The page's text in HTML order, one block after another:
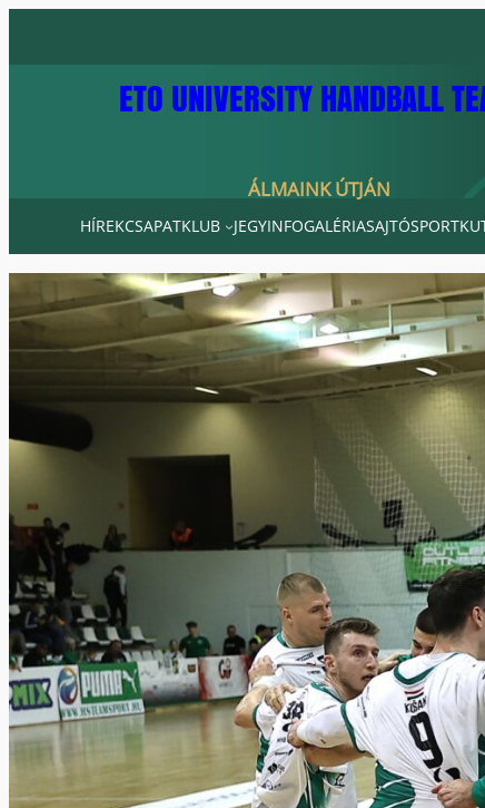
ETO UNIVERSITY HANDBALL
ÁLMAINK ÚTJÁN
HÍREKCSAPATKLUB JEGYINFOGALÉRIASAJTÓ